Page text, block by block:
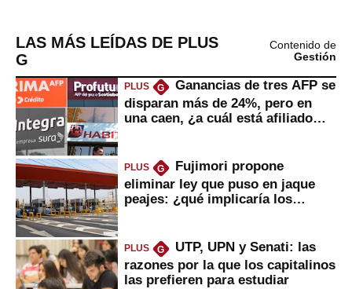
LAS MÁS LEÍDAS DE PLUS
G
Contenido de
Gestión
PLUS G
Ganancias de tres AFP se
disparan más de 24%, pero en
una caen, ¿a cuál está afiliado
PLUS G
Fujimori propone
eliminar ley que puso en jaque
peajes: ¿qué implicaría los
PLUS G
UTP, UPN y Senati: las
razones por la que los capitalinos
las prefieren para estudiar